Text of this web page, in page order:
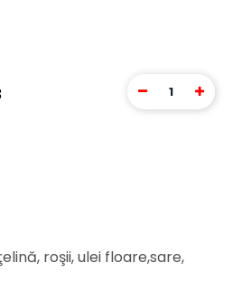
1
roşii, ulei floare,sare,